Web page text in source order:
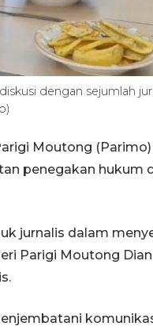
dengan sejumlah
Moutong
penegakan hukum
jurnalis dalam
Parigi Moutong